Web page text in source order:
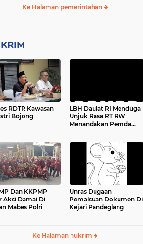
Ke Halaman pemerintahan
RDTR Kawasan
Bojong
LBH Daulat RI Menduga
Unjuk Rasa RT RW
Menandakan Pemda
Kemana Kepala DPMPD
Dan KKPMP
Aksi Damai Di
Mabes Polri
Unras Dugaan
Pemalsuan Dokumen Di
Kejari Pandeglang
Ke Halaman hukrim